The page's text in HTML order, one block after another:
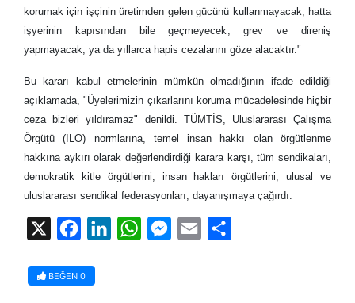
korumak için işçinin üretimden gelen gücünü kullanmayacak, hatta
işyerinin kapısından bile geçmeyecek, grev ve direniş
yapmayacak, ya da yıllarca hapis cezalarını göze alacaktır."
Bu kararı kabul etmelerinin mümkün olmadığının ifade edildiği
açıklamada, "Üyelerimizin çıkarlarını koruma mücadelesinde hiçbir
ceza bizleri yıldıramaz" denildi. TÜMTİS, Uluslararası Çalışma
Örgütü (ILO) normlarına, temel insan hakkı olan örgütlenme
hakkına aykırı olarak değerlendirdiği karara karşı, tüm sendikaları,
demokratik kitle örgütlerini, insan hakları örgütlerini, ulusal ve
uluslararası sendikal federasyonları, dayanışmaya çağırdı.
FacebookLinkedInWhatsAppMessenger
Email
BEĞEN 0